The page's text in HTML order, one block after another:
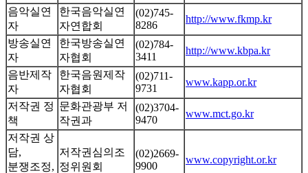
음악실연
자
한국음악실연
자연합회
(02)745-
8286
http://www.fkmp.kr
방송실연
자
한국방송실연
자협회
(02)784-
3411
http://www.kbpa.kr
음반제작
자
한국음원제작
자협회
(02)711-
9731
www.kapp.or.kr
저작권 정
책
문화관광부 저
작권과
(02)3704-
9470
www.mct.go.kr
저작권 상
담,
분쟁조정,
저작권심의조
정위원회
(02)2669-
9900
www.copyright.or.kr